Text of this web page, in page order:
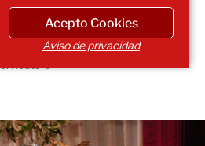
Acepto Cookies
Aviso de privacidad